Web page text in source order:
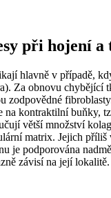
při hojení a
hlavně v případě,
Za obnovu chybějící
zodpovědné
na kontraktilní buňky,
větší množství
matrix. Jejich
je podporována
závisí na její lokalitě.